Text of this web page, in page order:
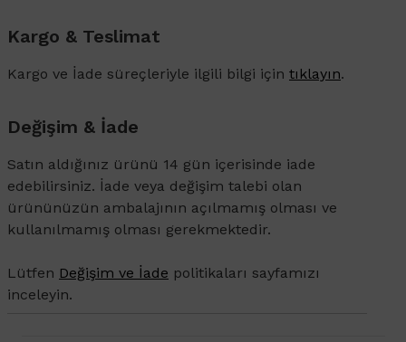
Kargo & Teslimat
Kargo ve İade süreçleriyle ilgili bilgi için tıklayın.
Değişim & İade
Satın aldığınız ürünü 14 gün içerisinde iade
edebilirsiniz. İade veya değişim talebi olan
ürününüzün ambalajının açılmamış olması ve
kullanılmamış olması gerekmektedir.
Lütfen Değişim ve İade politikaları sayfamızı
inceleyin.